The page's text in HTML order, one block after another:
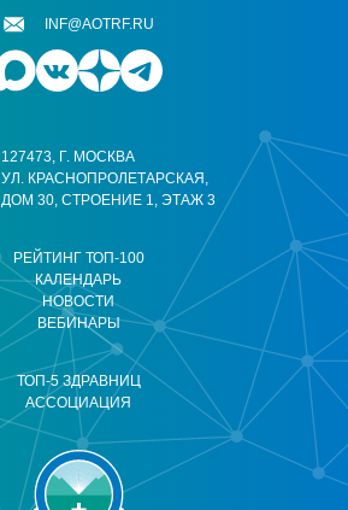
РЕЙТИНГ ТОП-100
КАЛЕНДАРЬ
НОВОСТИ
ВЕБИНАРЫ
ТОП-5 ЗДРАВНИЦ
АССОЦИАЦИЯ
127473, Г. МОСКВА
УЛ. КРАСНОПРОЛЕТАРСКАЯ,
ДОМ 30, СТРОЕНИЕ 1, ЭТАЖ 3
INF@AOTRF.RU